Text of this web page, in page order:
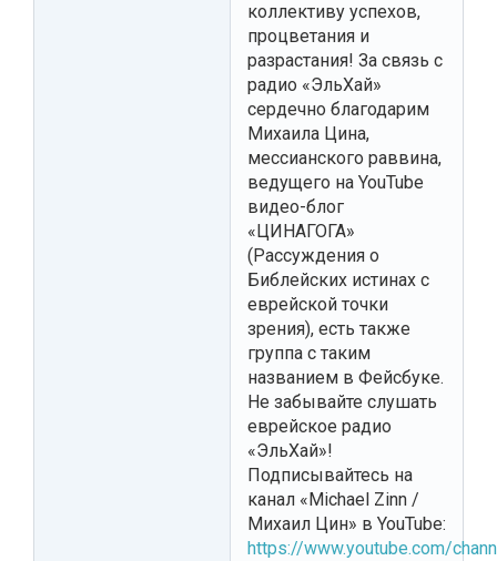
коллективу успехов,
процветания и
разрастания! За связь с
радио «ЭльХай»
сердечно благодарим
Михаила Цина,
мессианского раввина,
ведущего на YouTube
видео-блог
«ЦИНАГОГА»
(Рассуждения о
Библейских истинах с
еврейской точки
зрения), есть также
группа с таким
названием в Фейсбуке.
Не забывайте слушать
еврейское радио
«ЭльХай»!
Подписывайтесь на
канал «Michael Zinn /
Михаил Цин» в YouTube:
https://www.youtube.com/